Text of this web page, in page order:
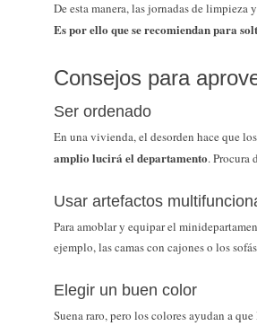
De esta manera, las jornadas de limpieza
Es por ello que se recomiendan para
Consejos para
Ser ordenado
En una vivienda, el desorden hace que
amplio lucirá el departamento. Procura
Usar artefactos
Para amoblar y equipar el
ejemplo, las camas con cajones o los
Elegir un buen color
Suena raro, pero los colores ayudan a